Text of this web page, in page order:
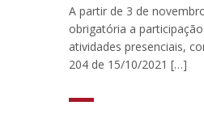
A partir de 3 de
obrigatória a
atividades presenciais,
204 de 15/10/2021 […]